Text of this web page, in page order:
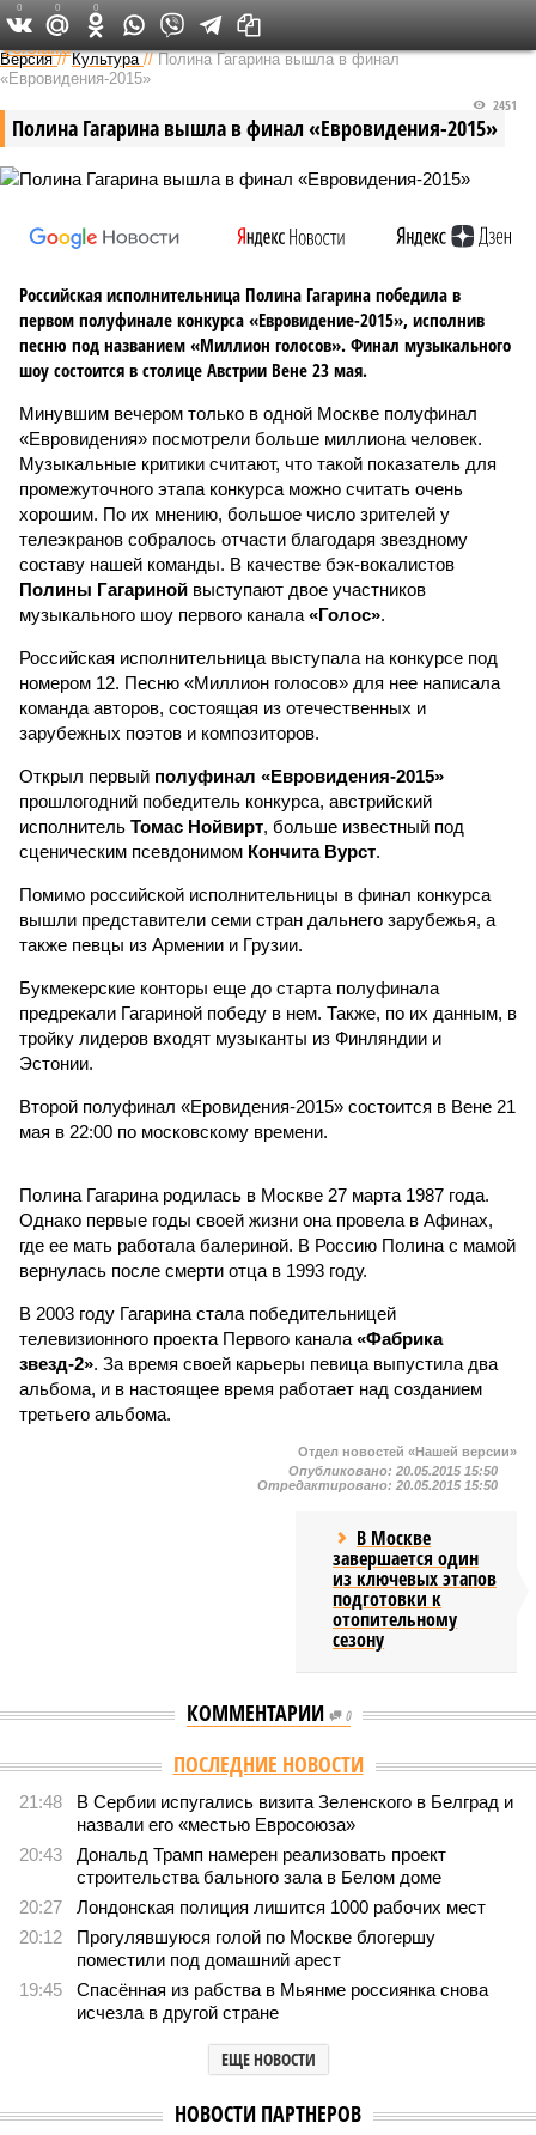
Федеральный выпуск
Версия //Культура //Полина Гагарина вышла в финал
«Евровидения-2015»
Полина Гагарина вышла в финал «Евровидения-2015»
2451
Российская исполнительница Полина Гагарина победила в
первом полуфинале конкурса «Евровидение-2015», исполнив
песню под названием «Миллион голосов». Финал музыкального
шоу состоится в столице Австрии Вене 23 мая.
Минувшим вечером только в одной Москве полуфинал
«Евровидения» посмотрели больше миллиона человек.
Музыкальные критики считают, что такой показатель для
промежуточного этапа конкурса можно считать очень
хорошим. По их мнению, большое число зрителей у
телеэкранов собралось отчасти благодаря звездному
составу нашей команды. В качестве бэк-вокалистов
Полины Гагариной выступают двое участников
музыкального шоу первого канала «Голос».
Российская исполнительница выступала на конкурсе под
номером 12. Песню «Миллион голосов» для нее написала
команда авторов, состоящая из отечественных и
зарубежных поэтов и композиторов.
Открыл первый полуфинал «Евровидения-2015»
прошлогодний победитель конкурса, австрийский
исполнитель Томас Нойвирт, больше известный под
сценическим псевдонимом Кончита Вурст.
Помимо российской исполнительницы в финал конкурса
вышли представители семи стран дальнего зарубежья, а
также певцы из Армении и Грузии.
Букмекерские конторы еще до старта полуфинала
предрекали Гагариной победу в нем. Также, по их данным, в
тройку лидеров входят музыканты из Финляндии и
Эстонии.
Второй полуфинал «Еровидения-2015» состоится в Вене 21
мая в 22:00 по московскому времени.
Полина Гагарина родилась в Москве 27 марта 1987 года.
Однако первые годы своей жизни она провела в Афинах,
где ее мать работала балериной. В Россию Полина с мамой
вернулась после смерти отца в 1993 году.
В 2003 году Гагарина стала победительницей
телевизионного проекта Первого канала «Фабрика
звезд-2». За время своей карьеры певица выпустила два
альбома, и в настоящее время работает над созданием
третьего альбома.
0 0 0
Отдел новостей «Нашей версии»
Опубликовано: 20.05.2015 15:50
Отредактировано: 20.05.2015 15:50
В Москве
завершается один
из ключевых этапов
подготовки к
отопительному
сезону
КОММЕНТАРИИ 0
ПОСЛЕДНИЕ НОВОСТИ
21:48
В Сербии испугались визита Зеленского в Белград и
назвали его «местью Евросоюза»
20:43
Дональд Трамп намерен реализовать проект
строительства бального зала в Белом доме
20:27
Лондонская полиция лишится 1000 рабочих мест
20:12
Прогулявшуюся голой по Москве блогершу
поместили под домашний арест
19:45
Спасённая из рабства в Мьянме россиянка снова
исчезла в другой стране
ЕЩЕ НОВОСТИ
НОВОСТИ ПАРТНЕРОВ